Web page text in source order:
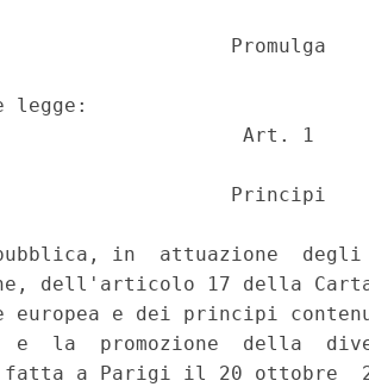
Promulga
legge:
Art. 1
Principi
in  attuazione
dell'articolo 17 della
europea e dei principi
e  la  promozione  della
a Parigi il 20 ottobre